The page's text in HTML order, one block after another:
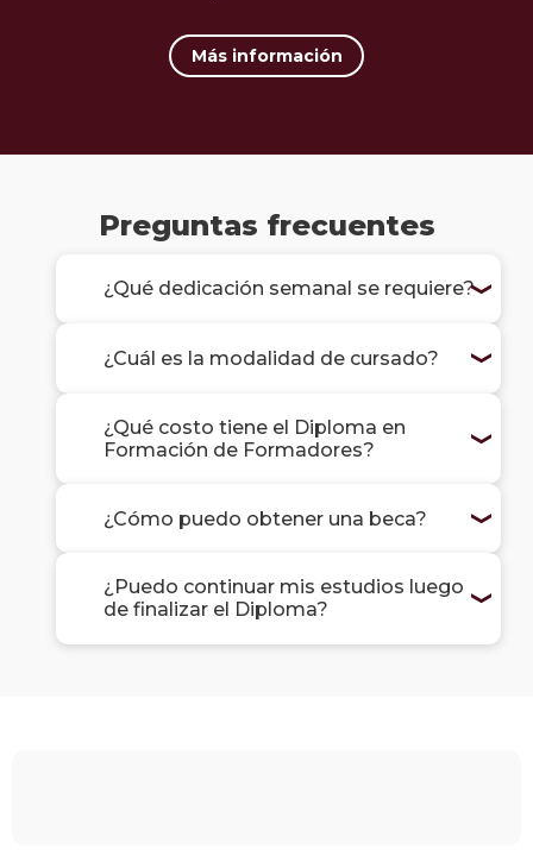
Más información
Preguntas frecuentes
¿Qué dedicación semanal se requiere?
¿Cuál es la modalidad de cursado?
¿Qué costo tiene el Diploma en
Formación de Formadores?
¿Cómo puedo obtener una beca?
¿Puedo continuar mis estudios luego
de finalizar el Diploma?